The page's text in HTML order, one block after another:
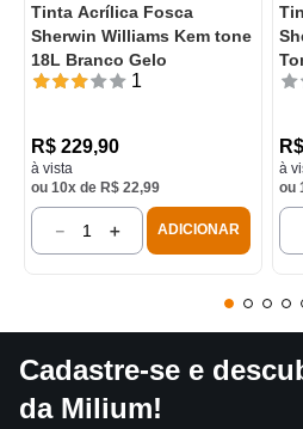
Tinta Acrílica Fosca
Sherwin Williams Kem tone
18L Branco Gelo
1
R$ 229,90
à vista
ou 10x de R$ 22,99
＋
－ ADICIONAR
R$
à
ou
Cadastre-se e
da Milium!